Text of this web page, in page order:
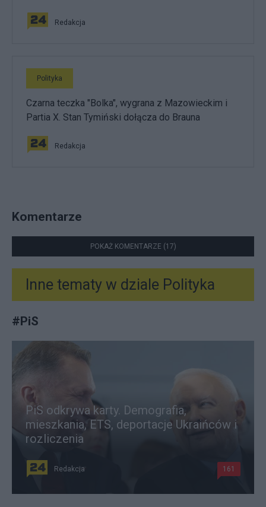
Redakcja
Polityka
Czarna teczka "Bolka", wygrana z Mazowieckim i
Partia X. Stan Tymiński dołącza do Brauna
Redakcja
Komentarze
POKAŻ KOMENTARZE (17)
Inne tematy w dziale Polityka
#PiS
PiS odkrywa karty. Demografia,
mieszkania, ETS, deportacje Ukraińców i
rozliczenia
Redakcja 161